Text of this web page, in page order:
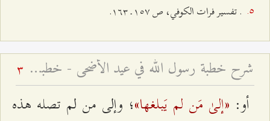
. تفسیر فرات الكوفي، ص ۱٥۷ ـ ۱٦٣.
شرح خطبة رسول الله في عيد الأضحى - خطبة عيد الأضحى السعيد 3
أو: «إلیٰ مَن لم یَبلغها»؛ وإلى من لم تصله هذه